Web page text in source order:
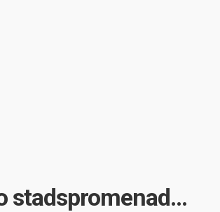
stadspromenad...